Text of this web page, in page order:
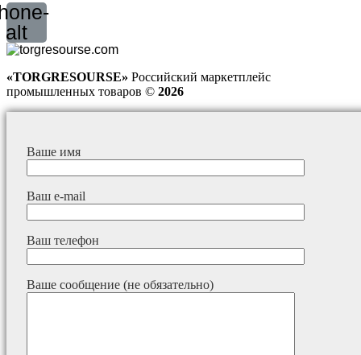
alt
«TORGRESOURSE» Российский маркетплейс
промышленных товаров © 2026
Ваше имя
Ваш e-mail
Ваш телефон
Ваше сообщение (не обязательно)